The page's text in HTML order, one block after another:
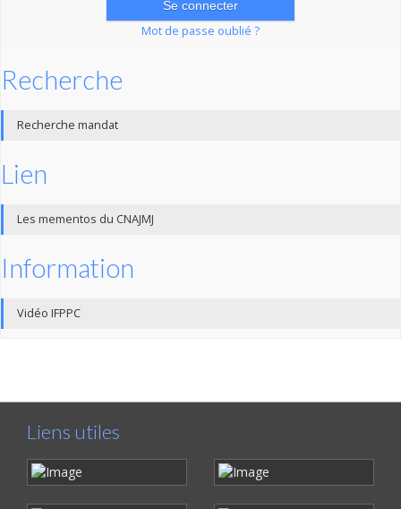
Mot de passe oublié ?
Recherche
Recherche mandat
Lien
Les mementos du CNAJMJ
Information
Vidéo IFPPC
Liens utiles